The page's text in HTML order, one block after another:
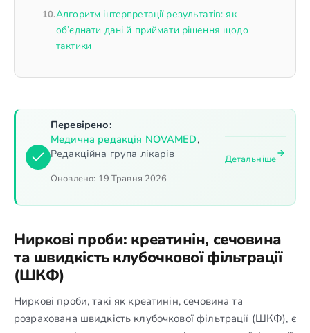
Алгоритм інтерпретації результатів: як
об’єднати дані й приймати рішення щодо
тактики
Перевірено:
Медична редакція NOVAMED,
Редакційна група лікарів
Оновлено: 19 Травня 2026
Детальніше
Ниркові проби: креатинін, сечовина
та швидкість клубочкової фільтрації
(ШКФ)
Ниркові проби, такі як креатинін, сечовина та
розрахована швидкість клубочкової фільтрації (ШКФ), є